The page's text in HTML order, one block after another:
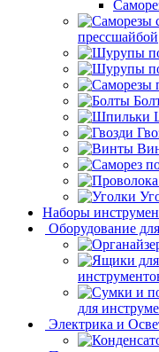
прессшайбой
Наборы
Оборудование
для
Электрика и